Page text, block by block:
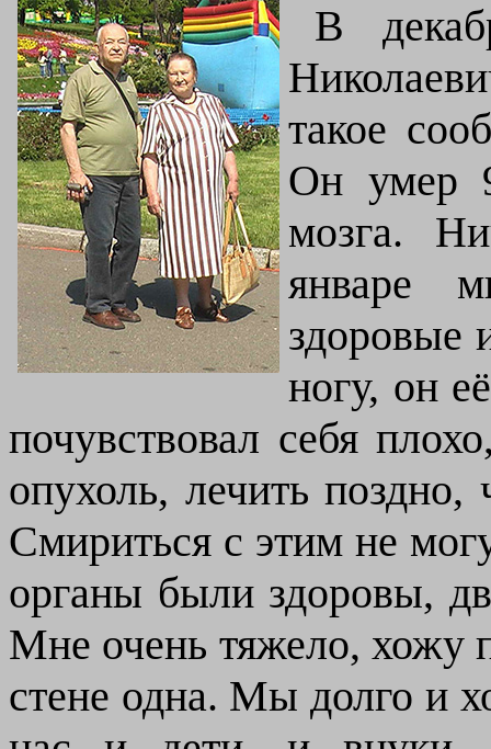
В
такое
Он умер
мозга.
январе
здоровые
ногу, он
почувствовал себя
опухоль, лечить поздно,
Смириться с этим не
органы были здоровы,
Мне очень тяжело, хожу
стене одна. Мы долго и